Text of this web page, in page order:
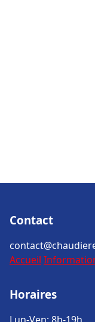
Contact
Accueil
Horaires